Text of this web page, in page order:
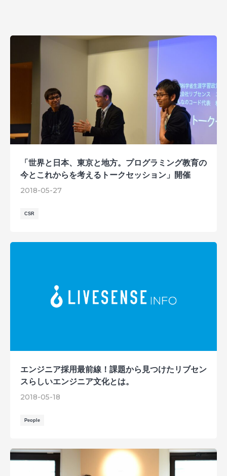
「世界と日本、東京と地方。プログラミング教育の
今とこれからを考えるトークセッション」開催
2018-05-27
CSR
エンジニア採用最前線！課題から見つけたリブセン
スらしいエンジニア文化とは。
2018-05-18
People